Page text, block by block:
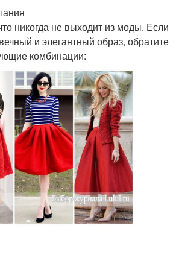
никогда не выходит из моды. Если
и элегантный образ, обратите
комбинации: